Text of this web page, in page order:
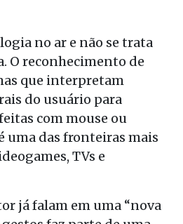
no ar e não se trata
O reconhecimento de
que interpretam
do usuário para
com mouse ou
uma das fronteiras mais
TVs e
já falam em uma “nova